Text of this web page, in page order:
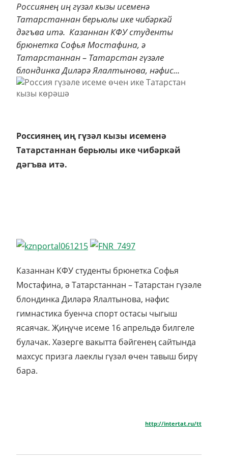
Россиянең иң гүзәл кызы исеменә
Татарстаннан берьюлы ике чибәркәй
дәгъва итә. Казаннан КФУ студенты
брюнетка Софья Мостафина, ә
Татарстаннан – Татарстан гүзәле
блондинка Диләрә Ялалтынова, нәфис...
Россиянең иң гүзәл кызы исеменә
Татарстаннан берьюлы ике чибәркәй
дәгъва итә.
Казаннан КФУ студенты брюнетка Софья
Мостафина, ә Татарстаннан – Татарстан гүзәле
блондинка Диләрә Ялалтынова, нәфис
гимнастика буенча спорт остасы чыгыш
ясаячак. Җиңүче исеме 16 апрельдә билгеле
булачак. Хәзерге вакытта бәйгенең сайтында
махсус призга лаеклы гүзәл өчен тавыш бирү
бара.
http://intertat.ru/tt